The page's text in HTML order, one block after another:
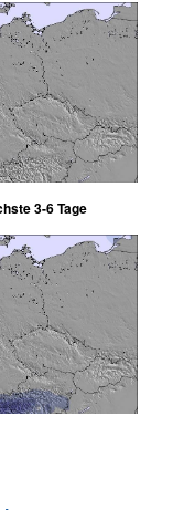
3-6 Tage